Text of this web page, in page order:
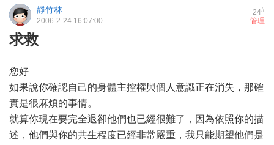
24#
靜竹林
管理
2006-2-24 16:07:00
求救
您好
如果說你確認自己的身體主控權與個人意識正在消失，那確
實是很麻煩的事情。
就算你現在要完全退卻他們也已經很難了，因為依照你的描
述，他們與你的共生程度已經非常嚴重，我只能期望他們是